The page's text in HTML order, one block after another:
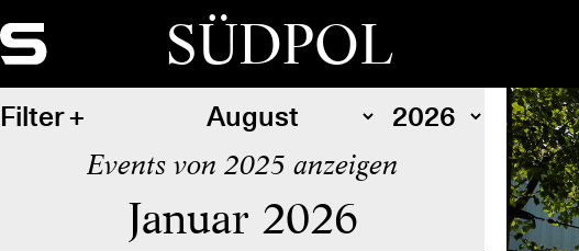
SÜDPOL
Filter
Events von 2025 anzeigen
Januar 2026